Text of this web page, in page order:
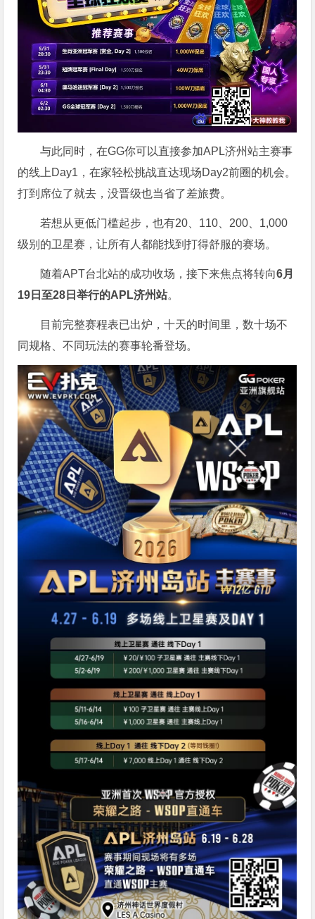
与此同时，在GG你可以直接参加APL济州站主赛事
的线上Day1，在家轻松挑战直达现场Day2前圈的机会。
打到席位了就去，没晋级也当省了差旅费。
若想从更低门槛起步，也有20、110、200、1,000
级别的卫星赛，让所有人都能找到打得舒服的赛场。
随着APT台北站的成功收场，接下来焦点将转向6月
19 日至28 日举行的APL济州站。
目前完整赛程表已出炉，十天的时间里，数十场不
同规格、不同玩法的赛事轮番登场。